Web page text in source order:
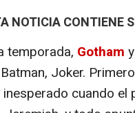
NOTICIA CONTIENE
temporada, Gotham
Joker.
cuando el